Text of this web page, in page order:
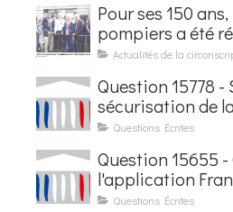
Pour ses 150
pompiers a été
baptisée au nom
Actualités de la
Question 15778
sécurisation de
électronique
Questions Écrites
Question 15655
l'application
les contrôles du
Questions Écrites